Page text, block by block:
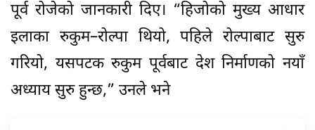
पूर्व रोजेको जानकारी दिए। “हिजोको मुख्य आधार
इलाका रुकुम–रोल्पा थियो, पहिले रोल्पाबाट सुरु
गरियो, यसपटक रुकुम पूर्वबाट देश निर्माणको नयाँ
अध्याय सुरु हुन्छ,” उनले भने